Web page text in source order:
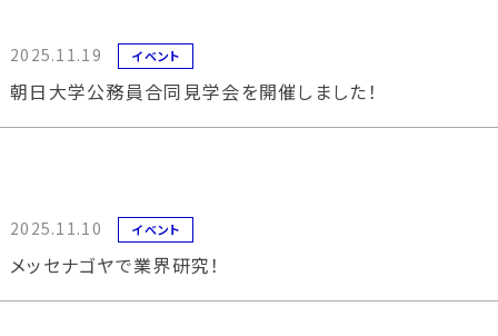
2025.11.19 イベント
朝日大学公務員合同見学会を開催しました！
2025.11.10 イベント
メッセナゴヤで業界研究！